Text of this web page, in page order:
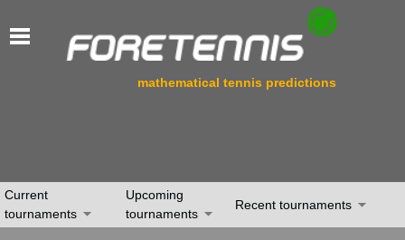
mathematical tennis predictions
Current
tournaments
Upcoming
tournaments
Recent tournaments